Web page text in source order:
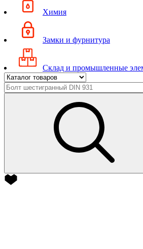
Химия
Замки и фурнитура
Склад и промышленные